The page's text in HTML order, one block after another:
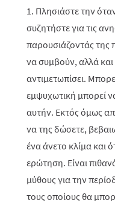
1. Πλησιάστε την
συζητήστε για τις
παρουσιάζοντάς
να συμβούν, αλλά και
αντιμετωπίσει.
εμψυχωτική μπορεί
αυτήν. Εκτός όμως
να της δώσετε,
ένα άνετο κλίμα και
ερώτηση. Είναι
μύθους για την
τους οποίους θα